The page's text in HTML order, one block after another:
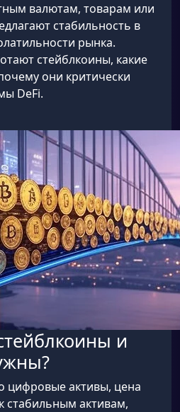
валютам, товарам или
стабильность в
рынка.
стейблкоины, какие
они критически
DeFi.
и
цифровые активы, цена
стабильным активам,